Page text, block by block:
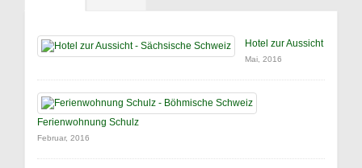
Hotel zur Aussicht
Mai, 2016
Ferienwohnung Schulz
Februar, 2016